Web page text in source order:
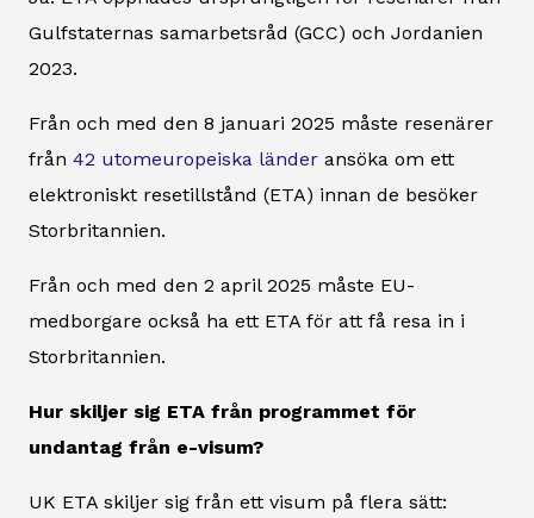
Gulfstaternas samarbetsråd (GCC) och Jordanien
2023.
Från och med den 8 januari 2025 måste resenärer
från 42 utomeuropeiska länder ansöka om ett
elektroniskt resetillstånd (ETA) innan de besöker
Storbritannien.
Från och med den 2 april 2025 måste EU-
medborgare också ha ett ETA för att få resa in i
Storbritannien.
Hur skiljer sig ETA från programmet för
undantag från e-visum?
UK ETA skiljer sig från ett visum på flera sätt: